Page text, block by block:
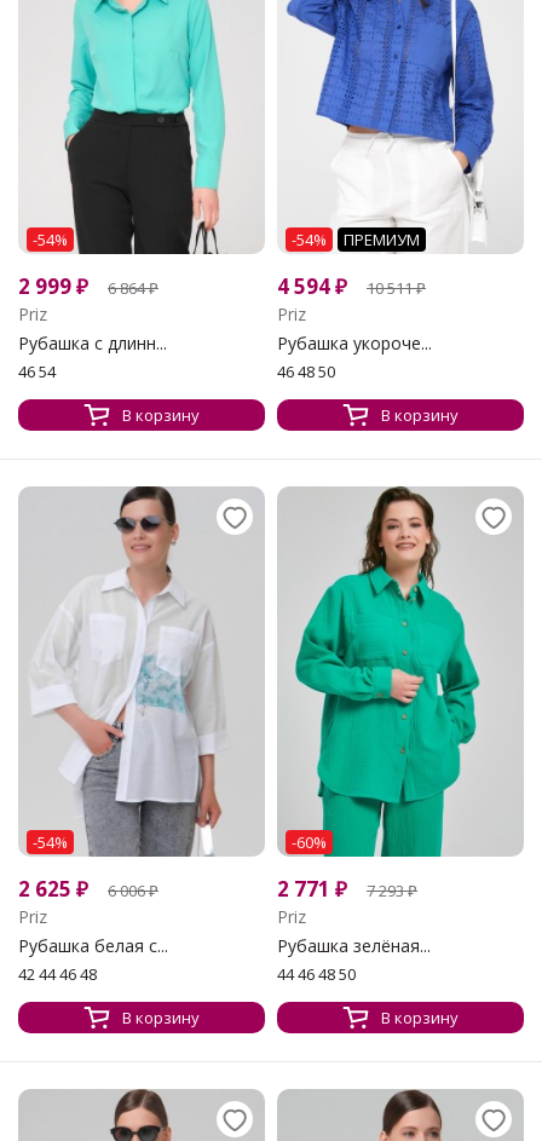
-54%
2 999₽ 6 864₽
Priz
Рубашка с длинн...
46 54
В корзину
-54% ПРЕМИУМ
4 594₽ 10 511₽
Priz
Рубашка укороче...
46 48 50
В корзину
-54%
2 625 ₽ 6 006₽
Priz
Рубашка белая с...
42 44 46 48
В корзину
-60%
2 771 ₽ 7 293₽
Priz
Рубашка зелёная...
44 46 48 50
В корзину